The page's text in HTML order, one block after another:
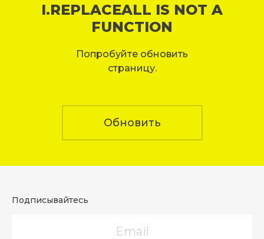
I.REPLACEALL IS NOT A
FUNCTION
Попробуйте обновить
страницу.
Обновить
Подписывайтесь